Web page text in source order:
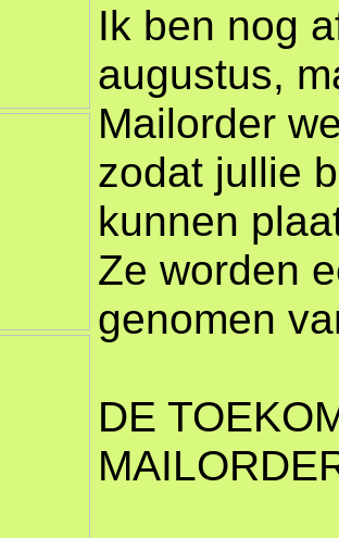
Ik ben nog
augustus,
Mailorder
zodat jullie
kunnen
Ze worden
genomen
DE